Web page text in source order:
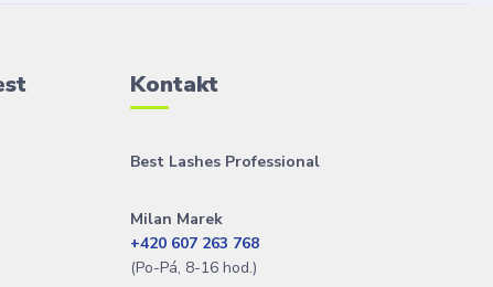
Kontakt
Best Lashes Professional
Milan Marek
+420 607 263 768
(Po-Pá, 8-16 hod.)